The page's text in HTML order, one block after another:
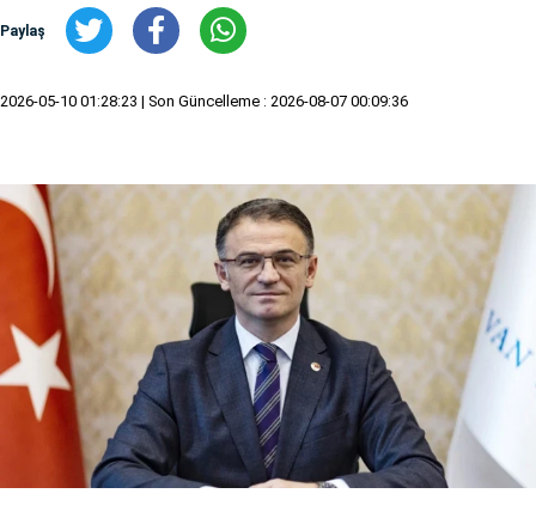
Paylaş
2026-05-10 01:28:23 | Son Güncelleme : 2026-08-07 00:09:36